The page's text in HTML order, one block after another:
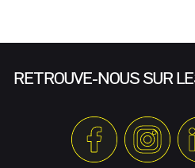
RETROUVE-NOUS SUR